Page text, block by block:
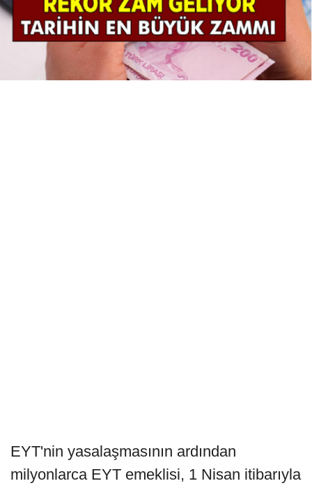
EYT'nin yasalaşmasının ardından
milyonlarca EYT emeklisi, 1 Nisan itibarıyla